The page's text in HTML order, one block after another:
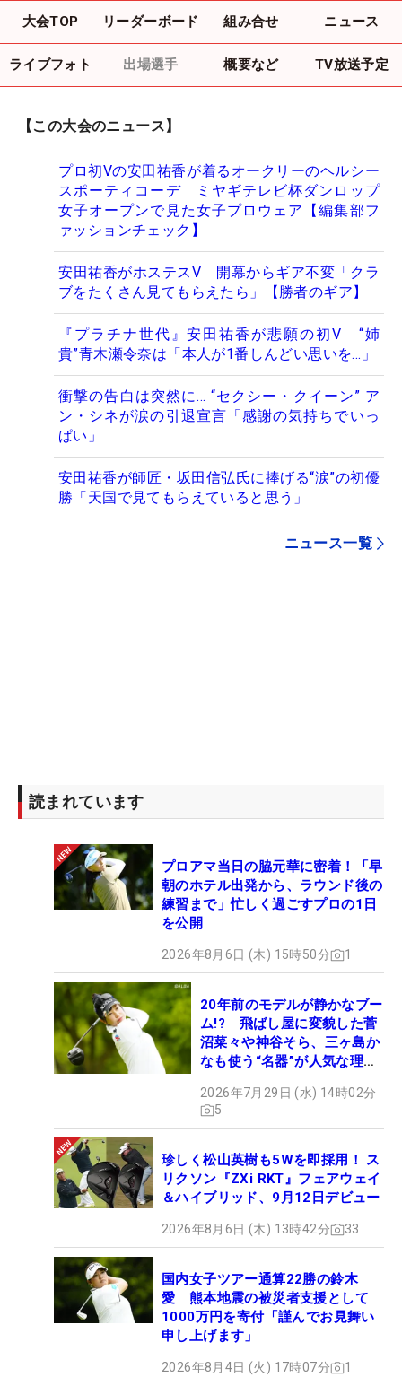
大会TOP リーダーボード 組み合せ ニュース
ライブフォト 出場選手 概要など TV放送予定
【この大会のニュース】
プロ初Vの安田祐香が着るオークリーのヘルシー
スポーティコーデ ミヤギテレビ杯ダンロップ
女子オープンで見た女子プロウェア【編集部フ
ァッションチェック】
安田祐香がホステスV 開幕からギア不変「クラ
ブをたくさん見てもらえたら」【勝者のギア】
『プラチナ世代』安田祐香が悲願の初V “姉
貴”青木瀬令奈は「本人が1番しんどい思いを…」
衝撃の告白は突然に… “セクシー・クイーン” ア
ン・シネが涙の引退宣言「感謝の気持ちでいっ
ぱい」
安田祐香が師匠・坂田信弘氏に捧げる“涙”の初優
勝「天国で見てもらえていると思う」
ニュース一覧
読まれています
プロアマ当日の脇元華に密着！「早
朝のホテル出発から、ラウンド後の
練習まで」忙しく過ごすプロの1日
を公開
2026年8月6日 (木) 15時50分 1
20年前のモデルが静かなブー
ム!? 飛ばし屋に変貌した菅
沼菜々や神谷そら、三ヶ島か
なも使う“名器”が人気な理由
ギア”】
2026年7月29日 (水) 14時02分
5
珍しく松山英樹も5Wを即採用！ ス
リクソン『ZXi RKT』フェアウェイ
＆ハイブリッド、9月12日デビュー
2026年8月6日 (木) 13時42分 33
国内女子ツアー通算22勝の鈴木
愛 熊本地震の被災者支援として
1000万円を寄付「謹んでお見舞い
申し上げます」
2026年8月4日 (火) 17時07分 1